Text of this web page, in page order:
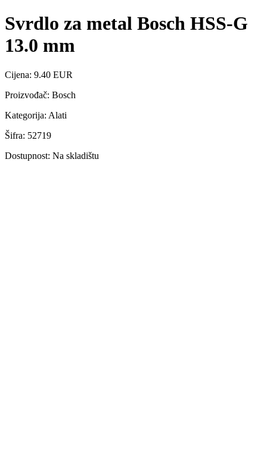
Svrdlo za metal Bosch HSS-G
13.0 mm
Cijena: 9.40 EUR
Proizvođač: Bosch
Kategorija: Alati
Šifra: 52719
Dostupnost: Na skladištu